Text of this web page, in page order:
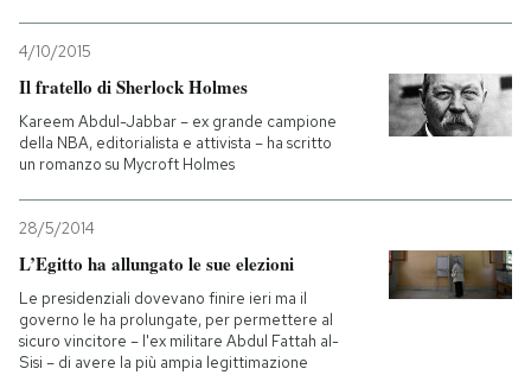
4/10/2015
Il fratello di Sherlock Holmes
Kareem Abdul-Jabbar – ex grande campione
della NBA, editorialista e attivista – ha scritto
un romanzo su Mycroft Holmes
28/5/2014
L’Egitto ha allungato le sue elezioni
Le presidenziali dovevano finire ieri ma il
governo le ha prolungate, per permettere al
sicuro vincitore – l'ex militare Abdul Fattah al-
Sisi – di avere la più ampia legittimazione